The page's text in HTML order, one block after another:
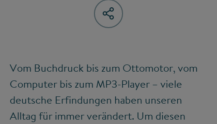
Vom Buchdruck bis zum Ottomotor, vom
Computer bis zum MP3-Player – viele
deutsche Erfindungen haben unseren
Alltag für immer verändert. Um diesen